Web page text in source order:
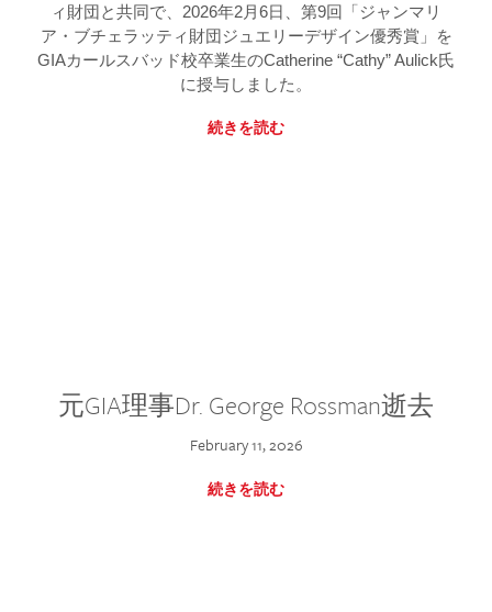
ィ財団と共同で、2026年2月6日、第9回「ジャンマリ
ア・ブチェラッティ財団ジュエリーデザイン優秀賞」を
GIAカールスバッド校卒業生のCatherine “Cathy” Aulick氏
に授与しました。
続きを読む
元GIA理事Dr. George Rossman逝去
February 11, 2026
続きを読む